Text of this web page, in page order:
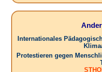
Internationales
Protestieren gegen